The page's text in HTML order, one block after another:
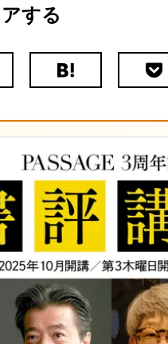
する
は
ク
マ
ー
ク